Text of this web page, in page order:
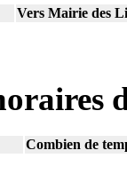
Vers Mairie des
Combien de